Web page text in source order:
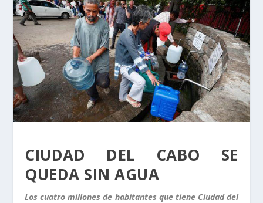
CIUDAD DEL CABO SE
QUEDA SIN AGUA
Los cuatro millones de habitantes que tiene Ciudad del